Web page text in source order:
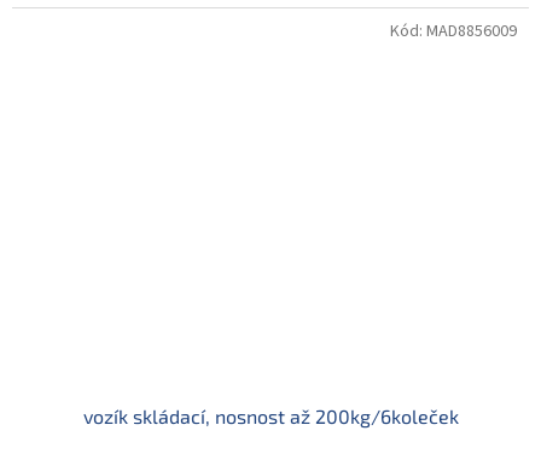
vozík skládací, nosnost až 200kg/6koleček
Kód: MAD8856009